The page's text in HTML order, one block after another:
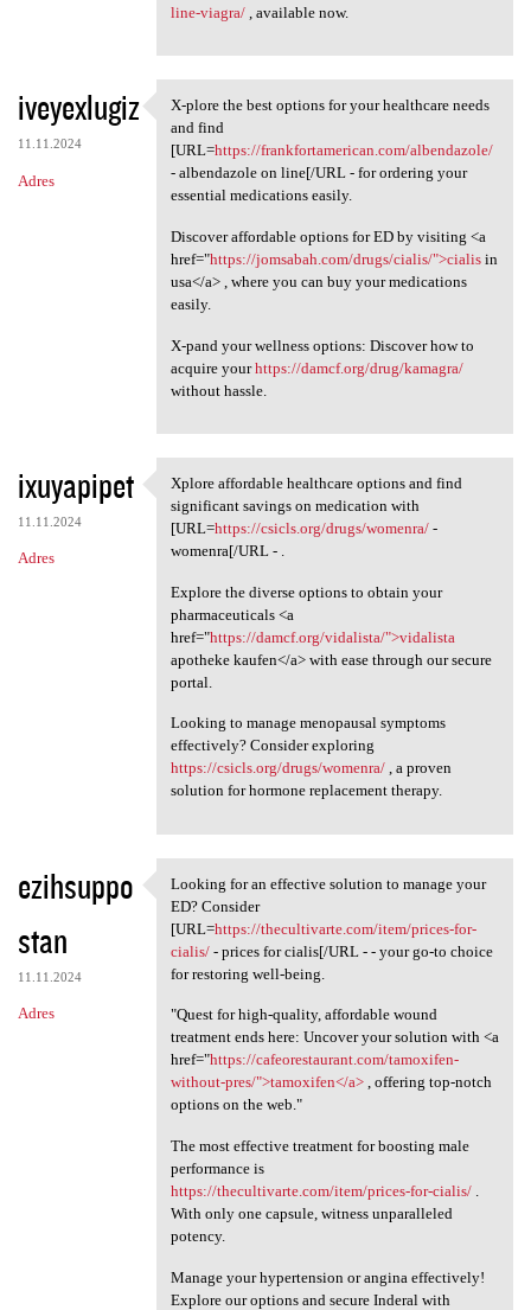
line-viagra/, available now.
iveyexlugiz
11.11.2024
Adres
X-plore the best options for
X-plore the best options for your healthcare needs
and find
[URL=https://frankfortamerican.com/albendazole/
- albendazole on line[/URL - for ordering your
essential medications easily.
Discover affordable options for ED by visiting <a
href="https://jomsabah.com/drugs/cialis/">cialisin
usa</a> , where you can buy your medications
easily.
X-pand your wellness options: Discover how to
acquire yourhttps://damcf.org/drug/kamagra/
without hassle.
ixuyapipet
11.11.2024
Adres
Xplore affordable healthcare
Xplore affordable healthcare options and find
significant savings on medication with
[URL=https://csicls.org/drugs/womenra/-
womenra[/URL - .
Explore the diverse options to obtain your
pharmaceuticals <a
href="https://damcf.org/vidalista/">vidalista
apotheke kaufen</a> with ease through our secure
portal.
Looking to manage menopausal symptoms
effectively? Consider exploring
https://csicls.org/drugs/womenra/, a proven
solution for hormone replacement therapy.
ezihsuppo
stan
11.11.2024
Adres
Looking for an effective
Looking for an effective solution to manage your
ED? Consider
[URL=https://thecultivarte.com/item/prices-for-
cialis/- prices for cialis[/URL - - your go-to choice
for restoring well-being.
"Quest for high-quality, affordable wound
treatment ends here: Uncover your solution with <a
href="https://cafeorestaurant.com/tamoxifen-
without-pres/">tamoxifen</a>, offering top-notch
options on the web."
The most effective treatment for boosting male
performance is
https://thecultivarte.com/item/prices-for-cialis/.
With only one capsule, witness unparalleled
potency.
Manage your hypertension or angina effectively!
Explore our options and secure Inderal with